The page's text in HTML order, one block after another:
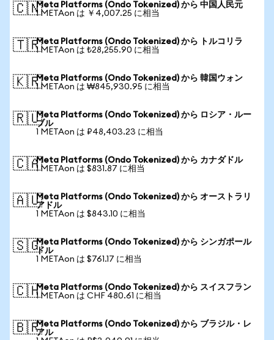
🇨🇳Meta Platforms (Ondo Tokenized) から 中国人民元
1 METAon は ￥4,007.25 に相当
🇹🇷Meta Platforms (Ondo Tokenized) から トルコリラ
1 METAon は ₺28,255.90 に相当
🇰🇷Meta Platforms (Ondo Tokenized) から 韓国ウォン
1 METAon は ₩845,930.95 に相当
🇷🇺Meta Platforms (Ondo Tokenized) から ロシア・ルー
ブル
1 METAon は ₽48,403.23 に相当
🇨🇦Meta Platforms (Ondo Tokenized) から カナダドル
1 METAon は $831.87 に相当
🇦🇺Meta Platforms (Ondo Tokenized) から オーストラリ
アドル
1 METAon は $843.10 に相当
🇸🇬Meta Platforms (Ondo Tokenized) から シンガポール
ドル
1 METAon は $761.17 に相当
🇨🇭Meta Platforms (Ondo Tokenized) から スイスフラン
1 METAon は CHF 480.61 に相当
🇧🇷Meta Platforms (Ondo Tokenized) から ブラジル・レ
アル